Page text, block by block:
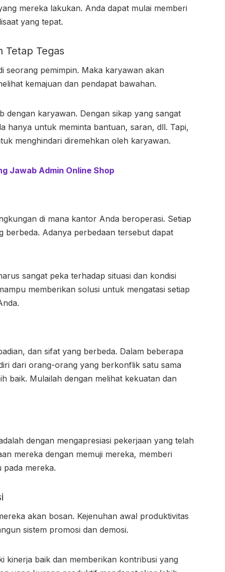
mereka lakukan. Anda dapat mulai memberi
yang tepat.
Tetap Tegas
seorang pemimpin. Maka karyawan akan
kemajuan dan pendapat bawahan.
karyawan. Dengan sikap yang sangat
hanya untuk meminta bantuan, saran, dll. Tapi,
menghindari diremehkan oleh karyawan.
Jawab Admin Online Shop
di mana kantor Anda beroperasi. Setiap
berbeda. Adanya perbedaan tersebut dapat
sangat peka terhadap situasi dan kondisi
memberikan solusi untuk mengatasi setiap
dan sifat yang berbeda. Dalam beberapa
dari orang-orang yang berkonflik satu sama
baik. Mulailah dengan melihat kekuatan dan
dengan mengapresiasi pekerjaan yang telah
mereka dengan memuji mereka, memberi
pada mereka.
akan bosan. Kejenuhan awal produktivitas
sistem promosi dan demosi.
kinerja baik dan memberikan kontribusi yang